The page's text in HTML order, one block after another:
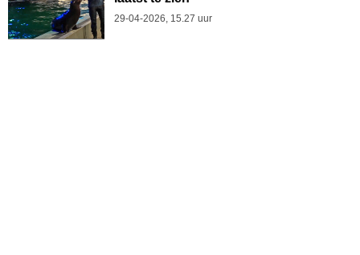
29-04-2026, 15.27 uur